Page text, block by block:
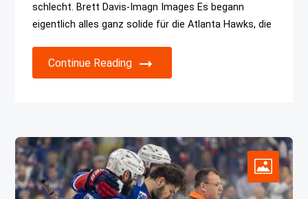
schlecht. Brett Davis-Imagn Images Es begann
eigentlich alles ganz solide für die Atlanta Hawks, die
Continue Reading